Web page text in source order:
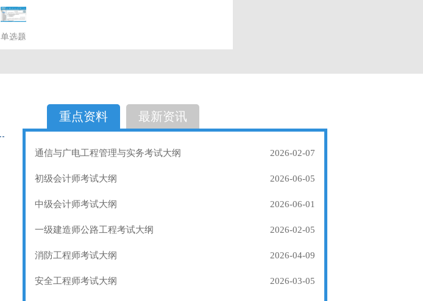
单选题
选择题
重点资料 最新资讯
通信与广电工程管理与实务考试大纲 2026-02-07
初级会计师考试大纲 2026-06-05
中级会计师考试大纲 2026-06-01
一级建造师公路工程考试大纲 2026-02-05
消防工程师考试大纲 2026-04-09
安全工程师考试大纲 2026-03-05